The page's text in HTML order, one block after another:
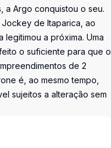
a Argo conquistou o seu.
de Itaparica, ao
a próxima. Uma
o suficiente para que o
de 2
é, ao mesmo tempo,
sujeitos a alteração sem